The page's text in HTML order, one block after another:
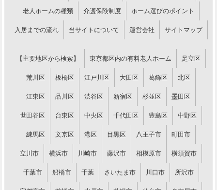
老人ホームの種類 介護保険制度 ホーム選びのポイント
入居までの流れ 当サイトについて 運営会社 サイトマップ
【主要地区から検索】 東京都区内の有料老人ホーム 足立区
荒川区 板橋区 江戸川区 大田区 葛飾区 北区
江東区 品川区 渋谷区 新宿区 杉並区 墨田区
世田谷区 台東区 中央区 千代田区 豊島区 中野区
練馬区 文京区 港区 目黒区 八王子市 町田市
立川市 横浜市 川崎市 藤沢市 相模原市 横須賀市
千葉市 船橋市 千葉 さいたま市 川口市 所沢市